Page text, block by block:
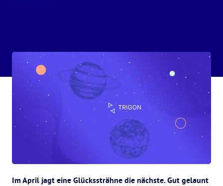
Im April jagt eine Glückssträhne die nächste. Gut gelaunt